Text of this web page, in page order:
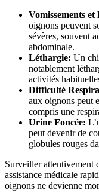
Vomissements
oignons peuvent
sévères, souvent
abdominale.
Léthargie: Un
notablement
activités
Difficulté
aux oignons peut
compris une
Urine Foncée:
peut devenir de
globules rouges
Surveiller attentivement
assistance médicale
oignons ne devienne